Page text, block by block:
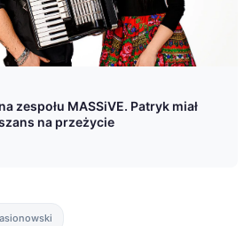
zespołu MASSiVE. Patryk miał
na przeżycie